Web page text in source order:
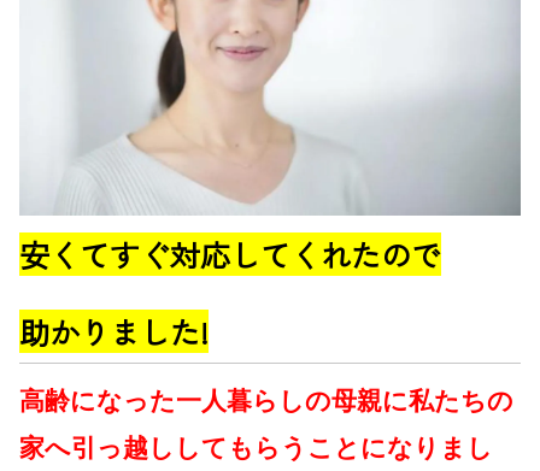
安くてすぐ対応してくれたので
助かりました!
高齢になった一人暮らしの母親に私たちの
家へ引っ越ししてもらうことになりまし